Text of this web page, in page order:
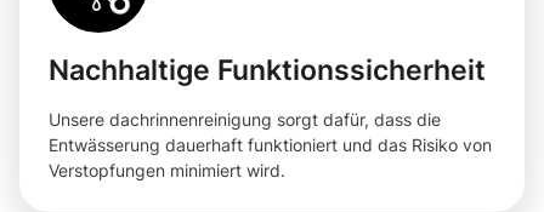
Nachhaltige Funktionssicherheit
Unsere dachrinnenreinigung sorgt dafür, dass die
Entwässerung dauerhaft funktioniert und das Risiko von
Verstopfungen minimiert wird.